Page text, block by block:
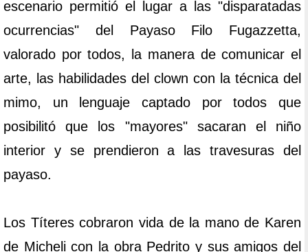
escenario permitió el lugar a las "disparatadas
ocurrencias" del Payaso Filo Fugazzetta,
valorado por todos, la manera de comunicar el
arte, las habilidades del clown con la técnica del
mimo, un lenguaje captado por todos que
posibilitó que los "mayores" sacaran el niño
interior y se prendieron a las travesuras del
payaso.
Los Títeres cobraron vida de la mano de Karen
de Micheli con la obra Pedrito y sus amigos del